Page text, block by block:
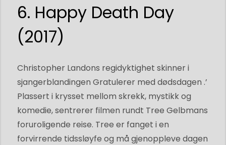
6. Happy Death Day
(2017)
Christopher Landons regidyktighet skinner i
sjangerblandingen Gratulerer med dødsdagen .’
Plassert i krysset mellom skrekk, mystikk og
komedie, sentrerer filmen rundt Tree Gelbmans
foruroligende reise. Tree er fanget i en
forvirrende tidssløyfe og må gjenoppleve dagen